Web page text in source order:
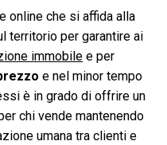
online che si affida alla
territorio per garantire ai
immobile e per
e nel minor tempo
è in grado di offrire un
chi vende mantenendo
umana tra clienti e